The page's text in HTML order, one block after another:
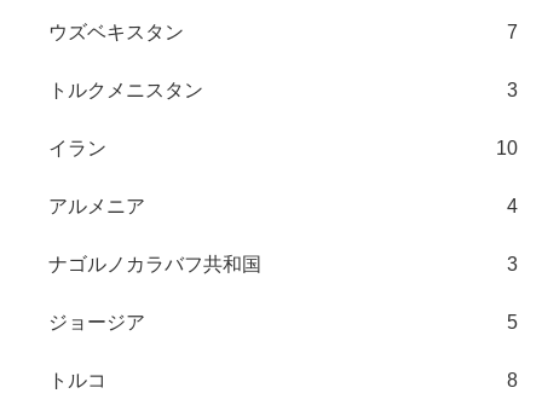
ウズベキスタン 7
トルクメニスタン 3
イラン 10
アルメニア 4
ナゴルノカラバフ共和国 3
ジョージア 5
トルコ 8